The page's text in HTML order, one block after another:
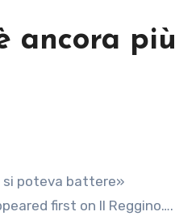
ancora più
si poteva battere»
first on Il Reggino….